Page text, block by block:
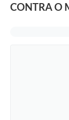
CONTRA O